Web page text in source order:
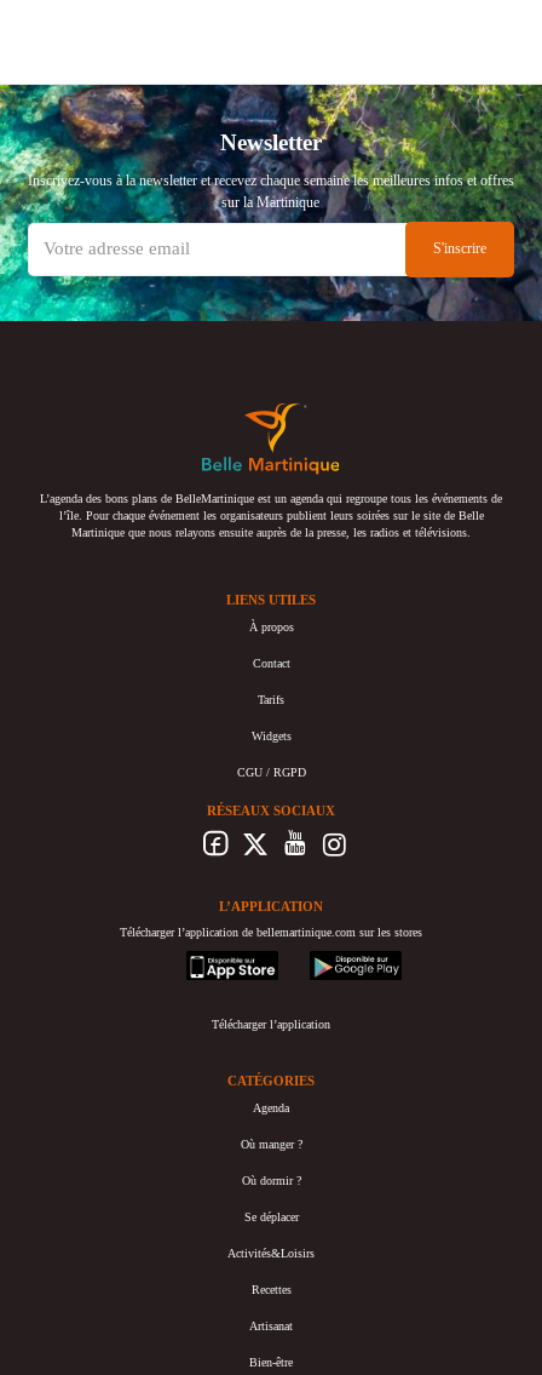
Newsletter
Inscrivez-vous à la newsletter et recevez chaque semaine les meilleures infos et offres
sur la Martinique
L’agenda des bons plans de BelleMartinique est un agenda qui regroupe tous les événements de
l’île. Pour chaque événement les organisateurs publient leurs soirées sur le site de Belle
Martinique que nous relayons ensuite auprès de la presse, les radios et télévisions.
LIENS UTILES
À propos
Contact
Tarifs
Widgets
CGU / RGPD
RÉSEAUX SOCIAUX
L’APPLICATION
Télécharger l’application de bellemartinique.com sur les stores
appstore
googleplay
Télécharger l’application
CATÉGORIES
Agenda
Où manger ?
Où dormir ?
Se déplacer
Activités&Loisirs
Recettes
Artisanat
Bien-être